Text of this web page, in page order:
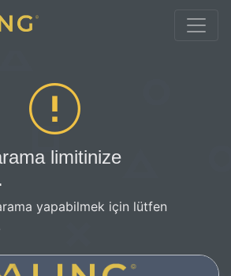
limitinize
yapabilmek için lütfen